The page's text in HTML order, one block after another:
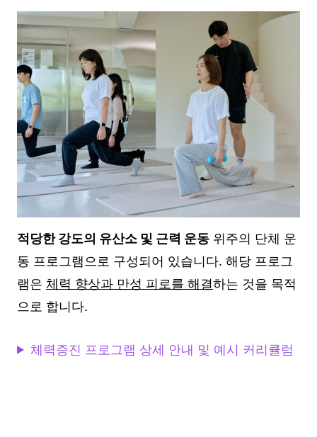
적당한 강도의 유산소 및 근력 운동 위주의 단체 운
동 프로그램으로 구성되어 있습니다. 해당 프로그
램은 체력 향상과 만성 피로를 해결하는 것을 목적
으로 합니다.
체력증진 프로그램 상세 안내 및 예시 커리큘럼